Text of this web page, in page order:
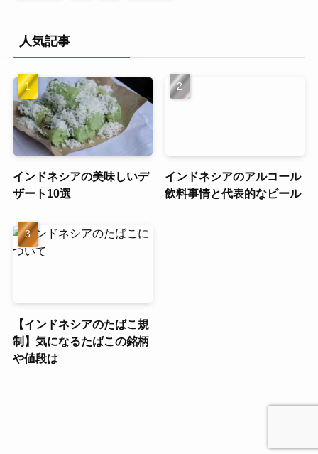
人気記事
インドネシアの美味しいデ
ザート10選
インドネシアのアルコール
飲料事情と代表的なビール
【インドネシアのたばこ規
制】気になるたばこの銘柄
や値段は